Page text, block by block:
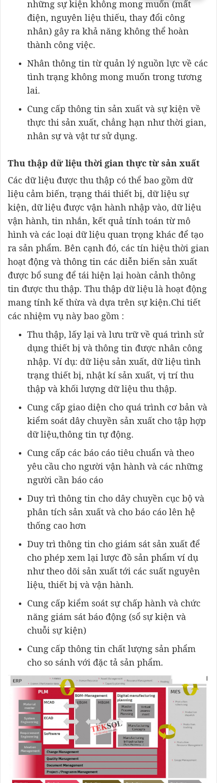
những sự kiện không mong muốn (mất
điện, nguyên liệu thiếu, thay đổi công
nhân) gây ra khả năng không thể hoàn
thành công việc.
Nhân thông tin từ quản lý nguồn lực về các
tình trạng không mong muốn trong tương
lai.
Cung cấp thông tin sản xuất và sự kiện về
thực thi sản xuất, chẳng hạn như thời gian,
nhân sự và vật tư sử dụng.
Thu thập dữ liệu thời gian thực từ sản xuất
Các dữ liệu được thu thập có thể bao gồm dữ
liệu cảm biến, trạng thái thiết bị, dữ liệu sự
kiện, dữ liệu được vận hành nhập vào, dữ liệu
vận hành, tin nhắn, kết quả tính toán từ mô
hình và các loại dữ liệu quan trọng khác để tạo
ra sản phẩm. Bên cạnh đó, các tín hiệu thời gian
hoạt động và thông tin các diễn biến sản xuất
được bổ sung để tái hiện lại hoàn cảnh thông
tin được thu thập. Thu thập dữ liệu là hoạt động
mang tính kế thừa và dựa trên sự kiện.Chi tiết
các nhiệm vụ này bao gồm :
Thu thập, lấy lại và lưu trữ về quá trình sử
dụng thiết bị và thông tin được nhân công
nhập. Ví dụ: dữ liệu sản xuất, dữ liệu tình
trạng thiết bị, nhật kí sản xuất, vị trí thu
thập và khối lượng dữ liệu thu thập.
Cung cấp giao diện cho quá trình cơ bản và
kiểm soát dây chuyền sản xuất cho tập hợp
dữ liệu,thông tin tự động.
Cung cấp các báo cáo tiêu chuẩn và theo
yêu cầu cho người vận hành và các những
người cần báo cáo
Duy trì thông tin cho dây chuyền cục bộ và
phân tích sản xuất và cho báo cáo lên hệ
thống cao hơn
Duy trì thông tin cho giám sát sản xuất để
cho phép xem lại lược đồ sản phẩm ví dụ
như theo dõi sản xuất tới các suất nguyên
liệu, thiết bị và vận hành.
Cung cấp kiểm soát sự chấp hành và chức
năng giám sát báo động (sổ sự kiện và
chuỗi sự kiện)
Cung cấp thông tin chất lượng sản phẩm
cho so sánh với đặc tả sản phẩm.